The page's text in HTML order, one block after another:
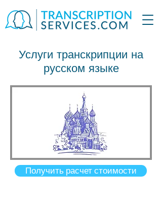
Услуги транскрипции на
русском языке
Получить расчет стоимости